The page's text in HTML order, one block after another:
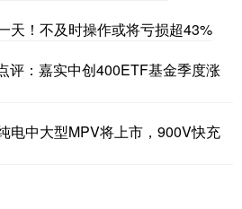
天！不及时操作或将亏损超43%
评：嘉实中创400ETF基金季度涨
电中大型MPV将上市，900V快充